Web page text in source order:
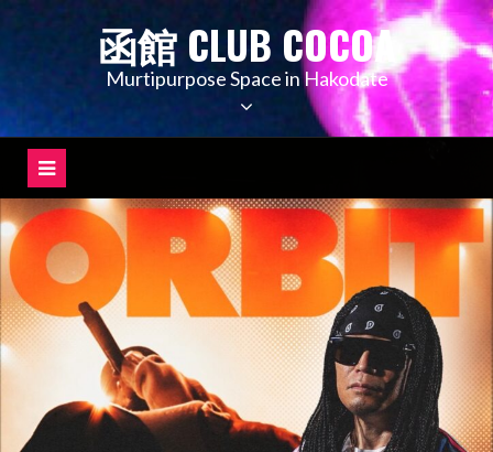
ツ
キ
ッ
プ
函館 CLUB COCOA
Murtipurpose Space in Hakodate